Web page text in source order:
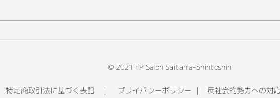
© 2021 FP Salon Saitama-Shintoshin
​特定商取引法に基づく表記 ｜ プライバシーポリシー ｜ 反社会的勢力への対